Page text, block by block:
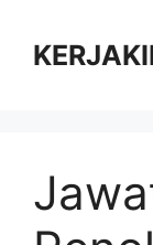
content